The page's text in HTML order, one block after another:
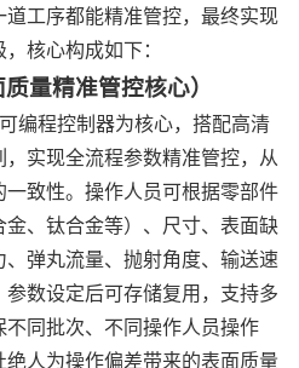
工序都能精准管控，最终实现
核心构成如下：
量精准管控核心）
编程控制器为核心，搭配高清
实现全流程参数精准管控，从
致性。操作人员可根据零部件
、钛合金等）、尺寸、表面缺
弹丸流量、抛射角度、输送速
数设定后可存储复用，支持多
同批次、不同操作人员操作
人为操作偏差带来的表面质量